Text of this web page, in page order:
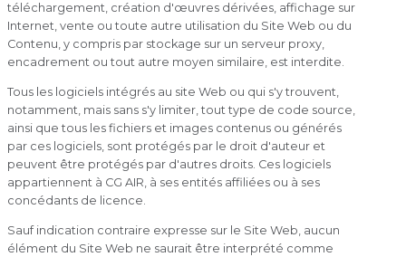
téléchargement, création d'œuvres dérivées, affichage sur
Internet, vente ou toute autre utilisation du Site Web ou du
Contenu, y compris par stockage sur un serveur proxy,
encadrement ou tout autre moyen similaire, est interdite.
Tous les logiciels intégrés au site Web ou qui s'y trouvent,
notamment, mais sans s'y limiter, tout type de code source,
ainsi que tous les fichiers et images contenus ou générés
par ces logiciels, sont protégés par le droit d'auteur et
peuvent être protégés par d'autres droits. Ces logiciels
appartiennent à CG AIR, à ses entités affiliées ou à ses
concédants de licence.
Sauf indication contraire expresse sur le Site Web, aucun
élément du Site Web ne saurait être interprété comme